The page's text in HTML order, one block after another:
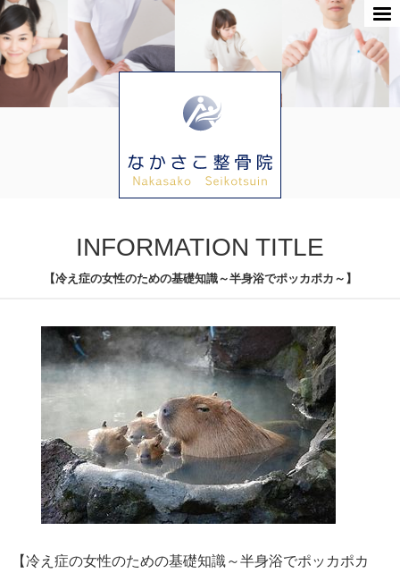
INFORMATION TITLE
【冷え症の女性のための基礎知識～半身浴でポッカポカ～】
【冷え症の女性のための基礎知識～半身浴でポッカポカ